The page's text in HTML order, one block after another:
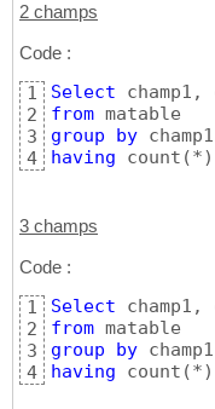
2 champs
Code :
1
2
3
4
Select champ1,
from
group
by
having count (*)
3 champs
Code :
1
2
3
4
Select champ1,
from
group
by
having count (*)